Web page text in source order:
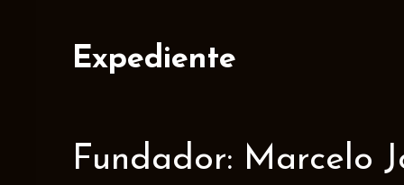
Expediente
Fundador: Marcelo